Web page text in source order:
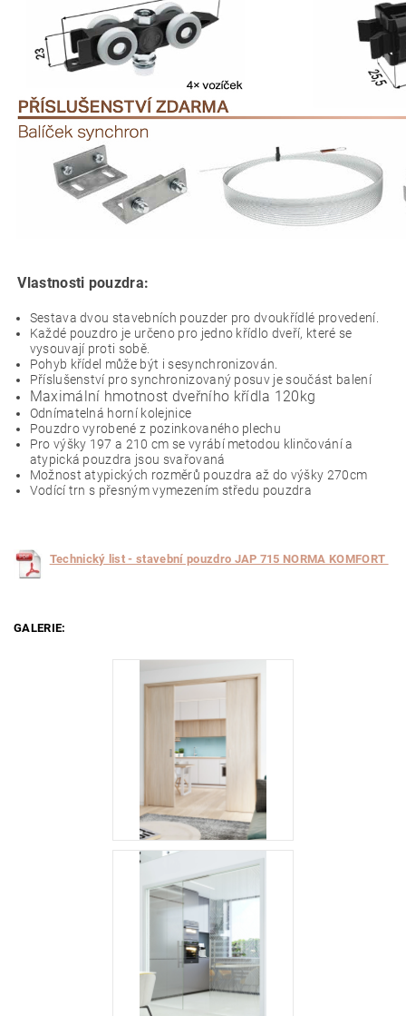
Vlastnosti pouzdra:
Sestava dvou stavebních pouzder pro dvoukřídlé provedení.
Každé pouzdro je určeno pro jedno křídlo dveří, které se
vysouvají proti sobě.
Pohyb křídel může být i sesynchronizován.
Příslušenství pro synchronizovaný posuv je součást balení
Maximální hmotnost dveřního křídla 120kg
Odnímatelná horní kolejnice
Pouzdro vyrobené z pozinkovaného plechu
Pro výšky 197 a 210 cm se vyrábí metodou klinčování a
atypická pouzdra jsou svařovaná
Možnost atypických rozměrů pouzdra až do výšky 270cm
Vodící trn s přesným vymezením středu pouzdra
Technický list - stavební pouzdro JAP 715 NORMA KOMFORT
GALERIE: